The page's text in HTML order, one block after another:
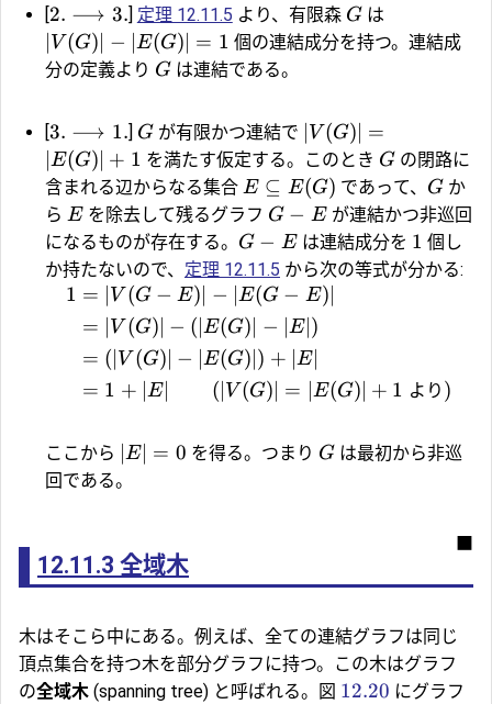
[2. ⟶ 3.] 定理 12.11.5 より、有限森 Gは
∣ V (G)∣ − ∣ E(G)∣ = 1 個の連結成分を持つ。連結成
分の定義より G は連結である。
[3. ⟶ 1.] Gが有限かつ連結で ∣ V (G)∣ =
∣ E(G)∣ + 1 を満たす仮定する。このとき Gの閉路に
含まれる辺からなる集合 E ⊆ E(G) であって、 G か
ら E を除去して残るグラフ G − Eが連結かつ非巡回
になるものが存在する。 G − Eは連結成分を 1 個し
か持たないので、 定理 12.11.5 から次の等式が分かる:
1 = V (G − E) − E(G − E)
=
V (G) − ( ∣E(G) − E∣ )
= ( V (G) − ∣E(G) ) + E∣
= 1 + E∣ ( V (G) = E(G) + 1 より)
ここから E = 0 を得る。つまり Gは最初から非巡
回である。
■
12.11.3 全域木
木はそこら中にある。例えば、全ての連結グラフは同じ
頂点集合を持つ木を部分グラフに持つ。この木はグラフ
の全域木 (spanning tree) と呼ばれる。図 12.20 にグラフ